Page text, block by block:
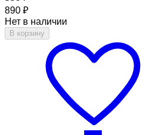
890 ₽
Нет в наличии
В корзину